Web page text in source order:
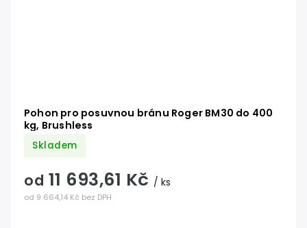
Pohon pro posuvnou bránu Roger BM30 do 400
kg, Brushless
Skladem
od 9 664,14 Kč bez DPH
od 11 693,61 Kč / ks